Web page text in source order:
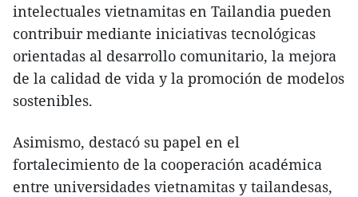
intelectuales vietnamitas en Tailandia pueden
contribuir mediante iniciativas tecnológicas
orientadas al desarrollo comunitario, la mejora
de la calidad de vida y la promoción de modelos
sostenibles.
Asimismo, destacó su papel en el
fortalecimiento de la cooperación académica
entre universidades vietnamitas y tailandesas,